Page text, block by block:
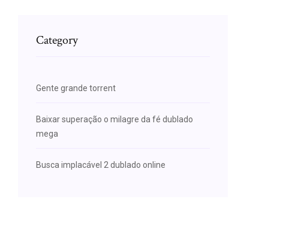
Category
Gente grande torrent
Baixar superação o milagre da fé dublado
mega
Busca implacável 2 dublado online